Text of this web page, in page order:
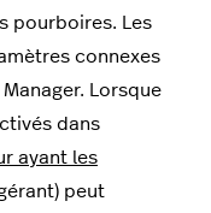
pourboires. Les
connexes
Lorsque
dans
ayant les
peut